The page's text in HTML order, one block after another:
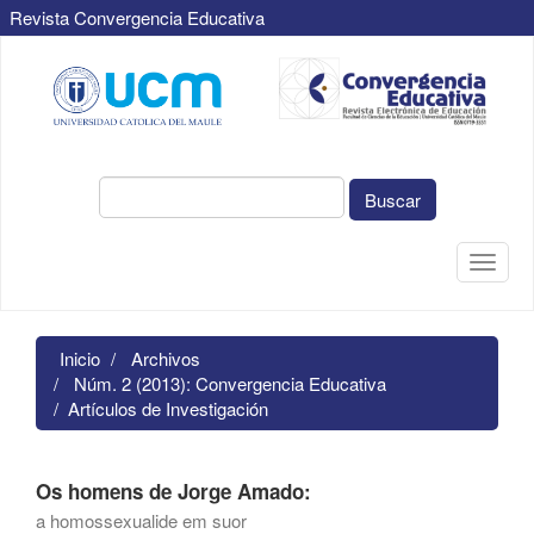
Revista Convergencia Educativa
principal
Contenido
principal
Buscar
Toggle
Inicio
Archivos
Núm. 2 (2013): Convergencia Educativa
Artículos de Investigación
Os homens de Jorge Amado:
a homossexualide em suor